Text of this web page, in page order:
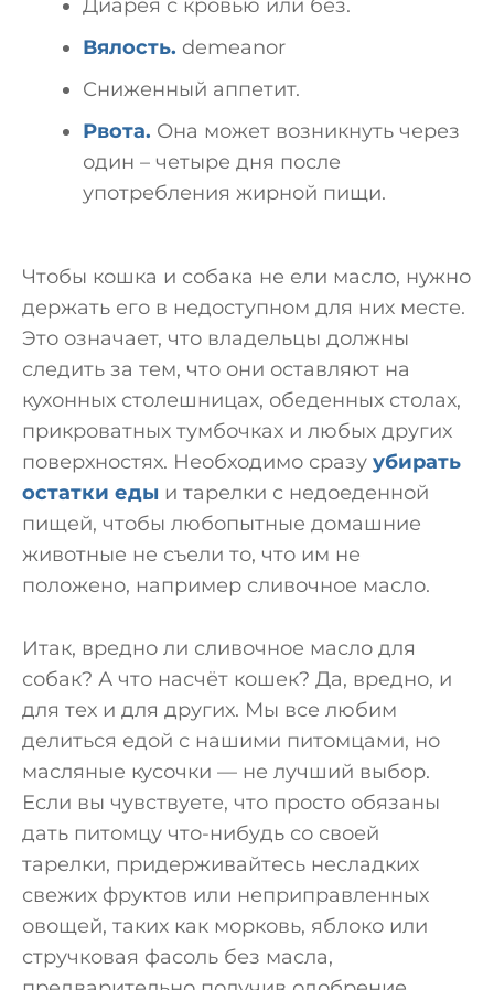
Диарея с кровью или без.
Вялость. demeanor
Сниженный аппетит.
Рвота. Она может возникнуть через
один – четыре дня после
употребления жирной пищи.
Чтобы кошка и собака не ели масло, нужно
держать его в недоступном для них месте.
Это означает, что владельцы должны
следить за тем, что они оставляют на
кухонных столешницах, обеденных столах,
прикроватных тумбочках и любых других
поверхностях. Необходимо сразу убирать
остатки еды и тарелки с недоеденной
пищей, чтобы любопытные домашние
животные не съели то, что им не
положено, например сливочное масло.
Итак, вредно ли сливочное масло для
собак? А что насчёт кошек? Да, вредно, и
для тех и для других. Мы все любим
делиться едой с нашими питомцами, но
масляные кусочки — не лучший выбор.
Если вы чувствуете, что просто обязаны
дать питомцу что-нибудь со своей
тарелки, придерживайтесь несладких
свежих фруктов или неприправленных
овощей, таких как морковь, яблоко или
стручковая фасоль без масла,